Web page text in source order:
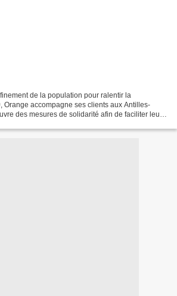
de la population pour ralentir la
Orange accompagne ses clients aux Antilles-
des mesures de solidarité afin de faciliter leur